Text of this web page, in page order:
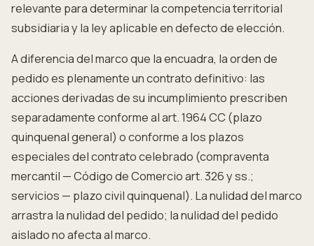
relevante para determinar la competencia territorial
subsidiaria y la ley aplicable en defecto de elección.
A diferencia del marco que la encuadra, la orden de
pedido es plenamente un contrato definitivo: las
acciones derivadas de su incumplimiento prescriben
separadamente conforme al art. 1964 CC (plazo
quinquenal general) o conforme a los plazos
especiales del contrato celebrado (compraventa
mercantil — Código de Comercio art. 326 y ss.;
servicios — plazo civil quinquenal). La nulidad del marco
arrastra la nulidad del pedido; la nulidad del pedido
aislado no afecta al marco.